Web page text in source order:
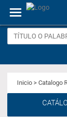
Menu
Inicio > Catalogo